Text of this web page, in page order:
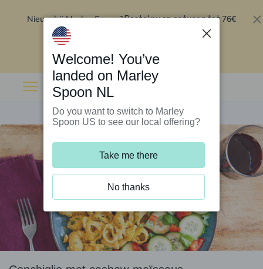
Nieuw bij Marley Spoon?Bestel nu en ontvang tot 76€
Welcome! You’ve
landed on Marley
Spoon NL
Do you want to switch to Marley
Spoon US to see our local offering?
Take me there
No thanks